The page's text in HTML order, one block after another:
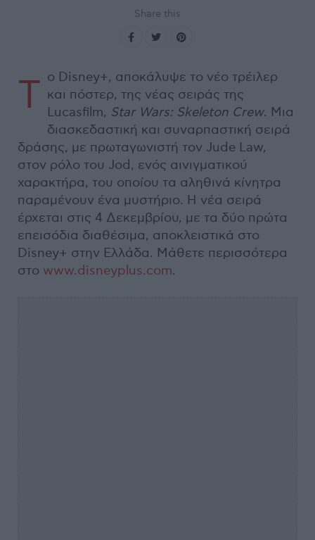
Share this
Τ ο Disney+, αποκάλυψε το νέο τρέιλερ
και πόστερ, της νέας σειράς της
Lucasfilm, Star Wars: Skeleton Crew. Μια
διασκεδαστική και συναρπαστική σειρά
δράσης, με πρωταγωνιστή τον Jude Law,
στον ρόλο του Jod, ενός αινιγματικού
χαρακτήρα, του οποίου τα αληθινά κίνητρα
παραμένουν ένα μυστήριο. Η νέα σειρά
έρχεται στις 4 Δεκεμβρίου, με τα δύο πρώτα
επεισόδια διαθέσιμα, αποκλειστικά στο
Disney+ στην Ελλάδα. Μάθετε περισσότερα
στο www.disneyplus.com.